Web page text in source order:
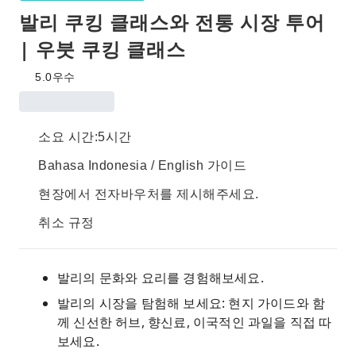
발리 쿠킹 클래스와 전통 시장 투어
| 우붓 쿠킹 클래스
5.0우수
소요 시간:5시간
Bahasa Indonesia / English 가이드
현장에서 전자바우처를 제시해주세요.
취소 규정
발리의 문화와 요리를 경험해보세요.
발리의 시장을 탐험해 보세요: 현지 가이드와 함
께 신선한 허브, 향신료, 이국적인 과일을 직접 따
보세요.